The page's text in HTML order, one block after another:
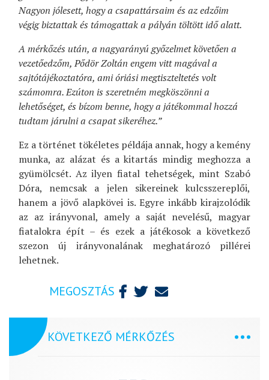
Nagyon jólesett, hogy a csapattársaim és az edzőim
végig biztattak és támogattak a pályán töltött idő alatt.
A mérkőzés után, a nagyarányú győzelmet követően a
vezetőedzőm, Pődör Zoltán engem vitt magával a
sajtótájékoztatóra, ami óriási megtiszteltetés volt
számomra. Ezúton is szeretném megköszönni a
lehetőséget, és bízom benne, hogy a játékommal hozzá
tudtam járulni a csapat sikeréhez.”
Ez a történet tökéletes példája annak, hogy a kemény
munka, az alázat és a kitartás mindig meghozza a
gyümölcsét. Az ilyen fiatal tehetségek, mint Szabó
Dóra, nemcsak a jelen sikereinek kulcsszereplői,
hanem a jövő alapkövei is. Egyre inkább kirajzolódik
az az irányvonal, amely a saját nevelésű, magyar
fiatalokra épít – és ezek a játékosok a következő
szezon új irányvonalának meghatározó pillérei
lehetnek.
MEGOSZTÁS
KÖVETKEZŐ MÉRKŐZÉS